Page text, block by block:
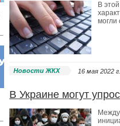
В
могли
Новости ЖКХ 16 мая 2022
В Украине могут